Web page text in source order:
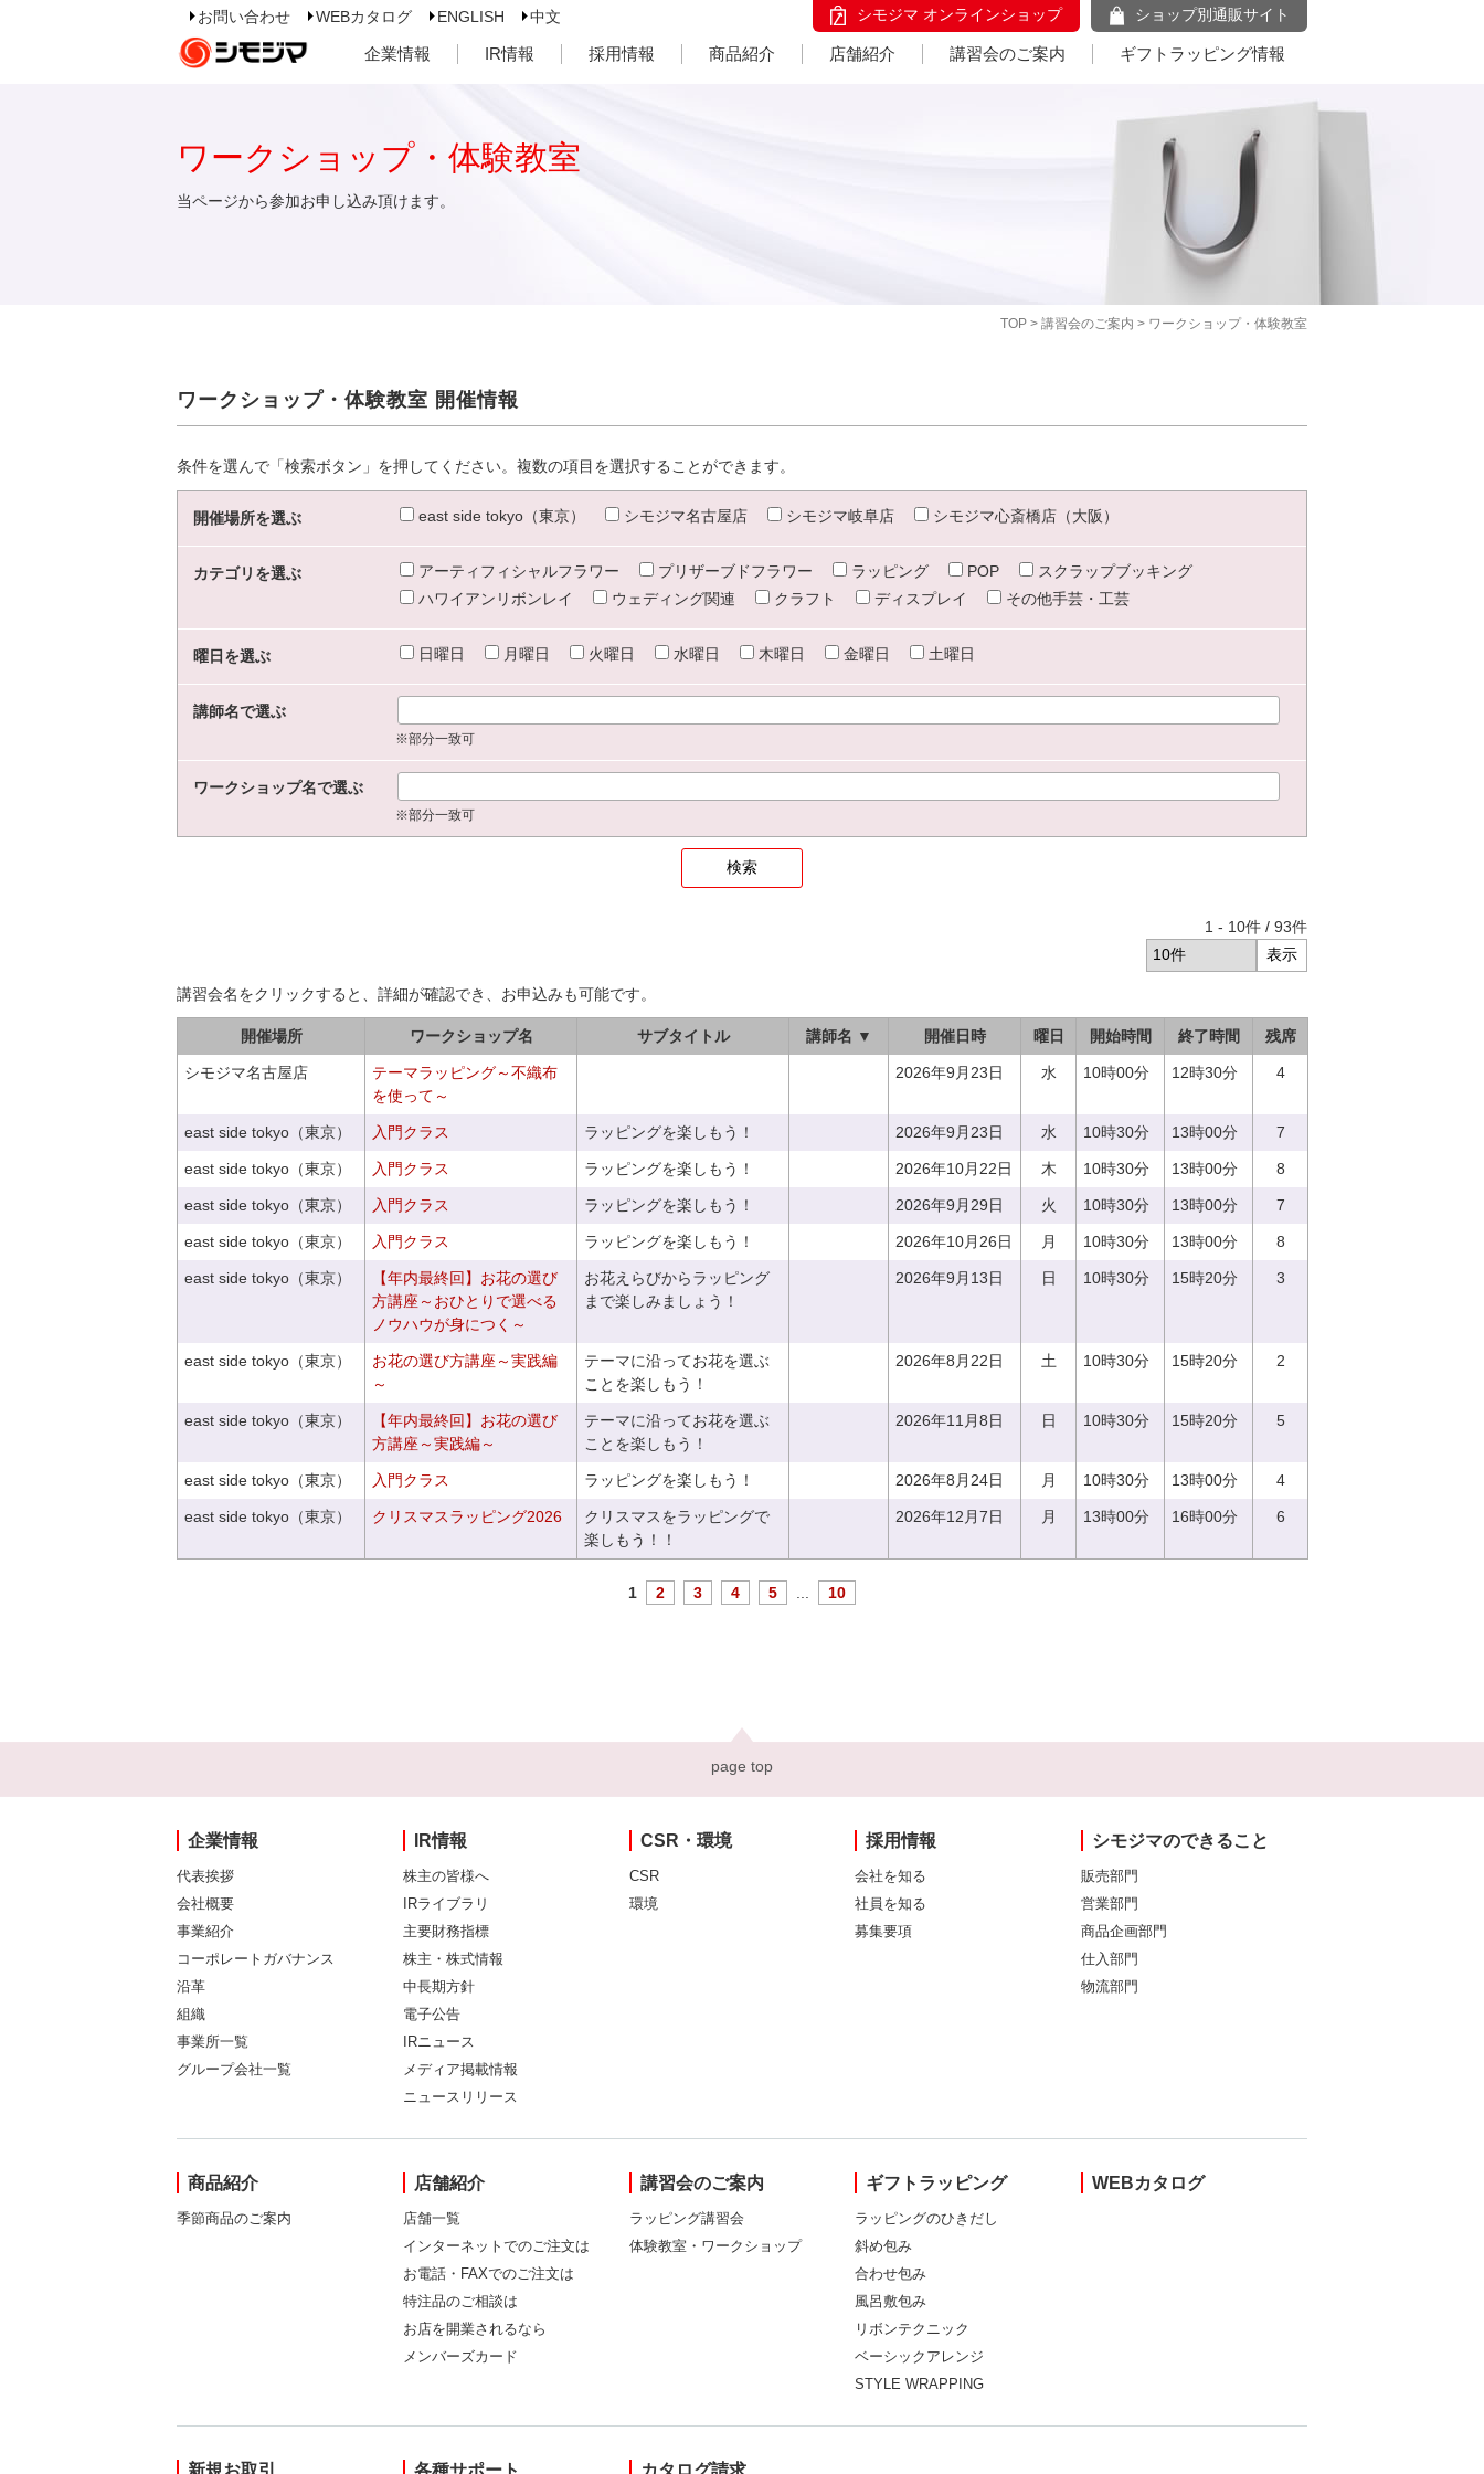
お問い合わせ WEBカタログ ENGLISH 中文 シモジマ オンラインショップ ショップ別通販サイト
企業情報 IR情報 採用情報 商品紹介 店舗紹介 講習会のご案内 ギフトラッピング情報
TOP > 講習会のご案内 > ワークショップ・体験教室
ワークショップ・体験教室
当ページから参加お申し込み頂けます。
ワークショップ・体験教室 開催情報
条件を選んで「検索ボタン」を押してください。複数の項目を選択することができます。
開催場所を選ぶ east side tokyo（東京） シモジマ名古屋店 シモジマ岐阜店 シモジマ心斎橋店（大阪）
カテゴリを選ぶ アーティフィシャルフラワー プリザーブドフラワー ラッピング POP
スクラップブッキング
ハワイアンリボンレイ
ウェディング関連 クラフト ディスプレイ その他手芸・工芸
曜日を選ぶ 日曜日 月曜日 火曜日 水曜日 木曜日 金曜日 土曜日
講師名で選ぶ
※部分一致可
ワークショップ名で選ぶ
※部分一致可
1 - 10件 / 93件
講習会名をクリックすると、詳細が確認でき、お申込みも可能です。
開催場所 ワークショップ名 サブタイトル 講師名 ▼ 開催日時 曜日 開始時間 終了時間 残席
シモジマ名古屋店
テーマラッピング～不織布
を使って～
2026年9月23日 水 10時00分 12時30分 4
east side tokyo（東京） 入門クラス ラッピングを楽しもう！ 2026年9月23日 水 10時30分 13時00分 7
east side tokyo（東京） 入門クラス ラッピングを楽しもう！ 2026年10月22日 木 10時30分 13時00分 8
east side tokyo（東京） 入門クラス ラッピングを楽しもう！ 2026年9月29日 火 10時30分 13時00分 7
east side tokyo（東京） 入門クラス ラッピングを楽しもう！ 2026年10月26日 月 10時30分 13時00分 8
east side tokyo（東京）
【年内最終回】お花の選び
方講座～おひとりで選べる
ノウハウが身につく～
お花えらびからラッピング
まで楽しみましょう！
2026年9月13日 日 10時30分 15時20分 3
east side tokyo（東京）
お花の選び方講座～実践編
～
テーマに沿ってお花を選ぶ
ことを楽しもう！
2026年8月22日 土 10時30分 15時20分 2
east side tokyo（東京）
【年内最終回】お花の選び
方講座～実践編～
テーマに沿ってお花を選ぶ
ことを楽しもう！
2026年11月8日 日 10時30分 15時20分 5
east side tokyo（東京） 入門クラス ラッピングを楽しもう！ 2026年8月24日 月 10時30分 13時00分 4
east side tokyo（東京） クリスマスラッピング2026
クリスマスをラッピングで
楽しもう！！
2026年12月7日 月 13時00分 16時00分 6
1 2 3 4 5 10
page top
企業情報
代表挨拶
会社概要
事業紹介
コーポレートガバナンス
沿革
組織
事業所一覧
グループ会社一覧
IR情報
株主の皆様へ
IRライブラリ
主要財務指標
株主・株式情報
中長期方針
電子公告
IRニュース
メディア掲載情報
ニュースリリース
CSR・環境
CSR
環境
採用情報
会社を知る
社員を知る
募集要項
シモジマのできること
販売部門
営業部門
商品企画部門
仕入部門
物流部門
商品紹介
季節商品のご案内
店舗紹介
店舗一覧
インターネットでのご注文は
お電話・FAXでのご注文は
特注品のご相談は
お店を開業されるなら
メンバーズカード
講習会のご案内
ラッピング講習会
体験教室・ワークショップ
ギフトラッピング
ラッピングのひきだし
斜め包み
合わせ包み
風呂敷包み
リボンテクニック
ベーシックアレンジ
STYLE WRAPPING
WEBカタログ
新規お取引 各種サポート カタログ請求